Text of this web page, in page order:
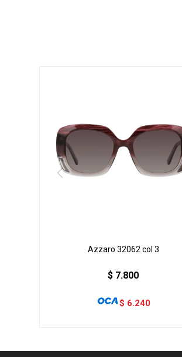
Azzaro 32062 col 3
$ 7.800
$ 6.240